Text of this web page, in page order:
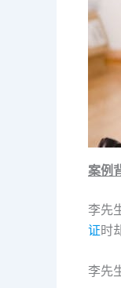
案例
李先
证时
李先